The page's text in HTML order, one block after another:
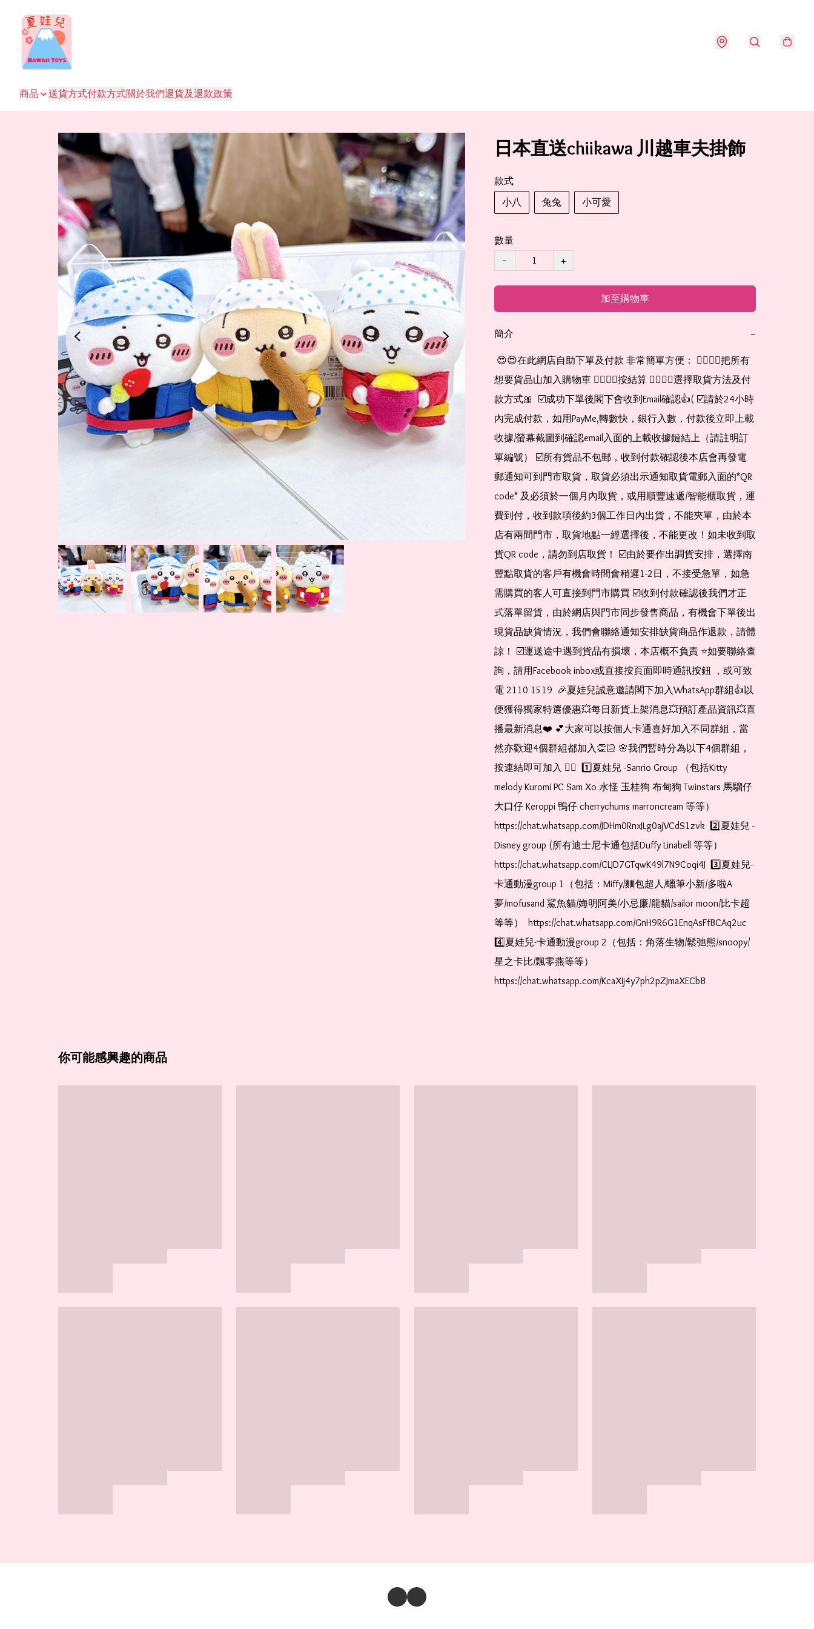
商品 送貨方式付款方式關於我們退貨及退款政策
日本直送chiikawa 川越車夫掛飾
款式
小八
兔兔 小可愛
數量
−
+
加至購物車
簡介 −
想要貨品山加入購物車 👉🏻👉🏻按結算 👉🏻👉🏻選擇取貨方法及付
款方式🎀  ☑️成功下單後閣下會收到Email確認👍( ☑️請於24小時
內完成付款，如用PayMe,轉數快，銀行入數，付款後立即上載
收據/螢幕截圖到確認email入面的上載收據鏈結上（請註明訂
單編號） ☑️所有貨品不包郵，收到付款確認後本店會再發電
郵通知可到門市取貨，取貨必須出示通知取貨電郵入面的*QR
code* 及必須於一個月內取貨，或用順豐速遞/智能櫃取貨，運
費到付，收到款項後約3個工作日內出貨，不能夾單，由於本
店有兩間門市，取貨地點一經選擇後，不能更改！如未收到取
貨QR code，請勿到店取貨！ ☑️由於要作出調貨安排，選擇南
豐點取貨的客戶有機會時間會稍遲1-2日，不接受急單，如急
需購買的客人可直接到門市購買 ☑️收到付款確認後我們才正
式落單留貨，由於網店與門市同步發售商品，有機會下單後出
現貨品缺貨情況，我們會聯絡通知安排缺貨商品作退款，請體
諒！ ☑️運送途中遇到貨品有損壞，本店概不負責 ⭐️如要聯絡查
詢，請用Facebook inbox或直接按頁面即時通訊按鈕 ，或可致
電 2110 1519  🎉夏娃兒誠意邀請閣下加入WhatsApp群組👍以
便獲得獨家特選優惠💥每日新貨上架消息💥預訂產品資訊💥直
播最新消息❤️ 💕大家可以按個人卡通喜好加入不同群組，當
然亦歡迎4個群組都加入👏🏻 🌸我們暫時分為以下4個群組，
按連結即可加入 👇🏻  1️⃣夏娃兒 -Sanrio Group （包括Kitty
melody Kuromi PC Sam Xo 水怪 玉桂狗 布甸狗 Twinstars 馬騮仔
大口仔 Keroppi 鴨仔 cherrychums marroncream 等等）
https://chat.whatsapp.com/JDHm0RnxJLg0ajVCdS1zvk  2️⃣夏娃兒 -
Disney group (所有迪士尼卡通包括Duffy Linabell 等等）
https://chat.whatsapp.com/CLJD7GTqwK49l7N9Coqi4J  3️⃣夏娃兒-
卡通動漫group 1（包括：Miffy/麵包超人/蠟筆小新/多啦A
夢/mofusand 鯊魚貓/娒明阿美/小忌廉/龍貓/sailor moon/比卡超
等等）  https://chat.whatsapp.com/GnH9R6G1EnqAsFfBCAq2uc
4️⃣夏娃兒-卡通動漫group 2（包括：角落生物/鬆弛熊/snoopy/
星之卡比/飄零燕等等）
https://chat.whatsapp.com/KcaXIj4y7ph2pZJmaXECbB
你可能感興趣的商品